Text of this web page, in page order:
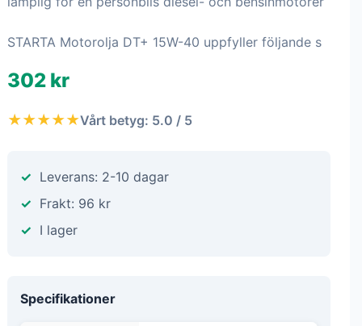
STARTA Motorolja DT+ 15W-40 uppfyller följande s
302 kr
★★★★★Vårt betyg: 5.0 / 5
Leverans: 2-10 dagar
Frakt: 96 kr
I lager
Specifikationer